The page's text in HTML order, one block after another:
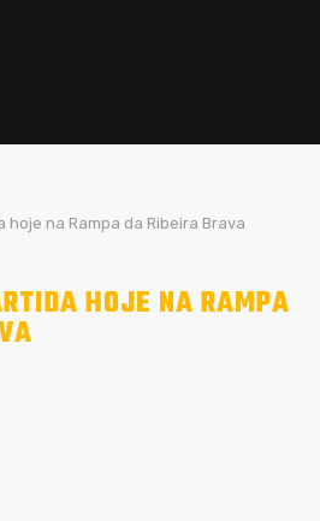
hoje na Rampa da Ribeira Brava
HOJE NA RAMPA